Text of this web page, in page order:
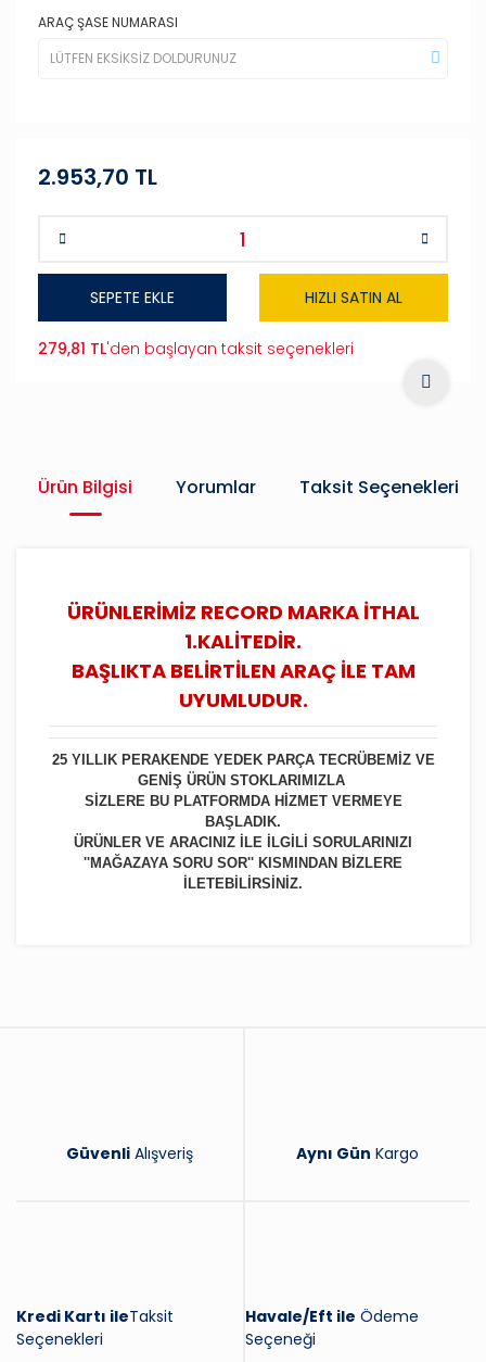
ARAÇ ŞASE NUMARASI
2.953,70 TL
SEPETE EKLE HIZLI SATIN AL
279,81 TL'den başlayan taksit seçenekleri
Ürün Bilgisi Yorumlar Taksit Seçenekleri
ÜRÜNLERİMİZ RECORD MARKA İTHAL
1.KALİTEDİR.
BAŞLIKTA BELİRTİLEN ARAÇ İLE TAM
UYUMLUDUR.
25 YILLIK PERAKENDE YEDEK PARÇA TECRÜBEMİZ VE
GENİŞ ÜRÜN STOKLARIMIZLA
SİZLERE BU PLATFORMDA HİZMET VERMEYE
BAŞLADIK.
ÜRÜNLER VE ARACINIZ İLE İLGİLİ SORULARINIZI
''MAĞAZAYA SORU SOR'' KISMINDAN BİZLERE
İLETEBİLİRSİNİZ.
Güvenli Alışveriş Aynı Gün Kargo
Kredi Kartı ileTaksit
Seçenekleri
Havale/Eft ile Ödeme
Seçeneği